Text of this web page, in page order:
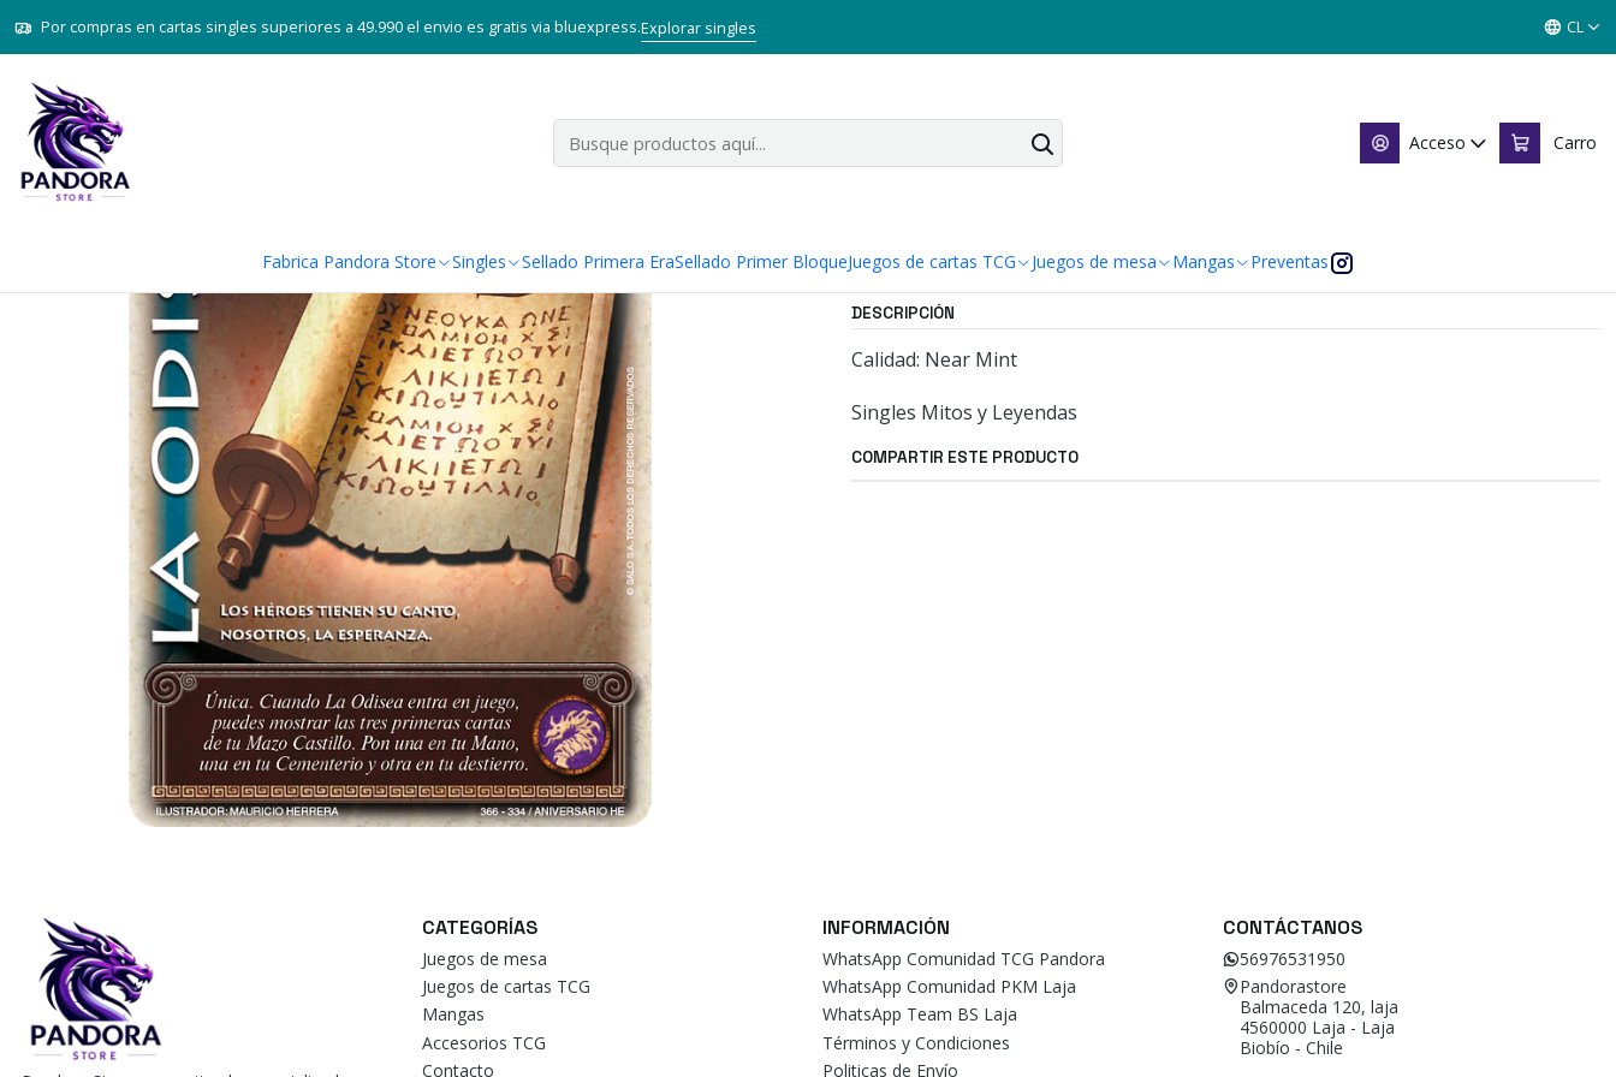
Acceso Carro
Fabrica Pandora Store Singles Sellado Primera EraSellado Primer BloqueJuegos de cartas TCG Juegos de mesa Mangas Preventas
Por compras en cartas singles superiores a 49.990 el envio es gratis via bluexpress.Explorar singles CL
Inicio Juegos de cartas TCG Mitos y Leyendas TCG Singles Primer Bloque MYL
LA ODISEA - SINGLES MITOS Y LEYENDAS
Mostrar stock de ubicaciones
DESCRIPCIÓN
Calidad: Near Mint
Singles Mitos y Leyendas
COMPARTIR ESTE PRODUCTO
CATEGORÍAS
Juegos de mesa
Juegos de cartas TCG
Mangas
Accesorios TCG
Contacto
INFORMACIÓN
WhatsApp Comunidad TCG Pandora
WhatsApp Comunidad PKM Laja
WhatsApp Team BS Laja
Términos y Condiciones
Politicas de Envío
CONTÁCTANOS
56976531950
Pandorastore
Balmaceda 120, laja
4560000 Laja - Laja
Biobío - Chile